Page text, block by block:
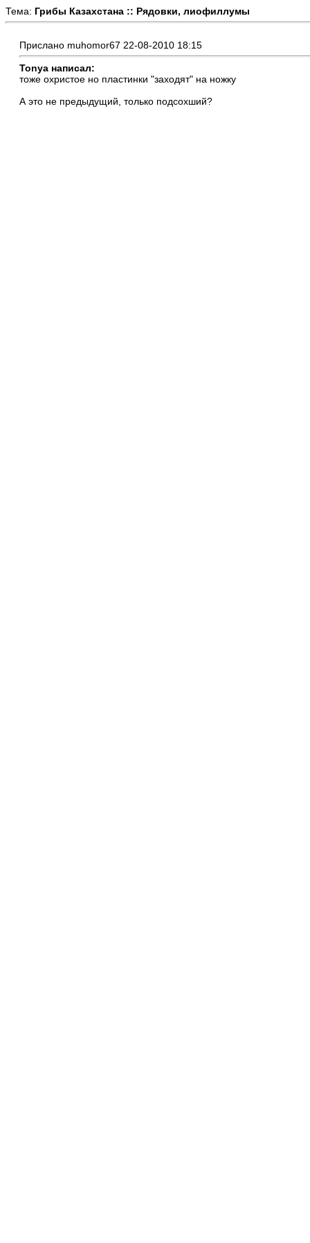
Тема: Грибы Казахстана :: Рядовки, лиофиллумы
Прислано muhomor67 22-08-2010 18:15
Tonya написал:
тоже охристое но пластинки "заходят" на ножку
А это не предыдущий, только подсохший?